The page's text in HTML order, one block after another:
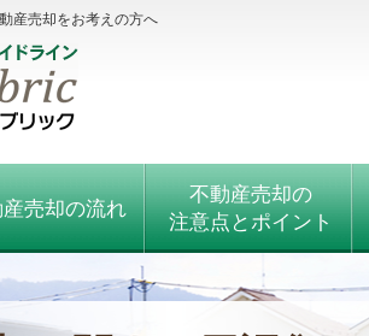
産売却をお考えの方へ
売却の流れ
不動産売却の
注意点とポイント